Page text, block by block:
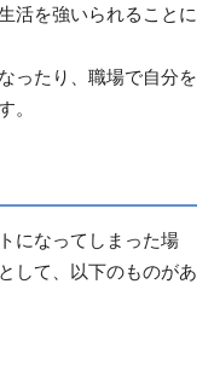
活を強いられることに
ったり、職場で自分を
。
になってしまった場
して、以下のものがあ